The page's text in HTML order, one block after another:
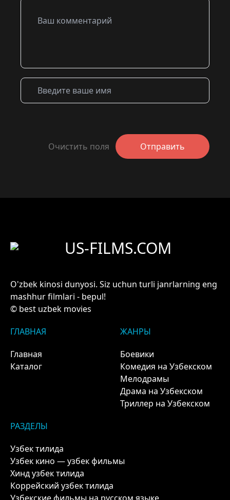
Очистить поля Отправить
US-FILMS.COM
O'zbek kinosi dunyosi. Siz uchun turli janrlarning eng
mashhur filmlari - bepul!
© best uzbek movies
ГЛАВНАЯ
Главная
Каталог
ЖАНРЫ
Боевики
Комедия на Узбекском
Мелодрамы
Драма на Узбекском
Триллер на Узбекском
РАЗДЕЛЫ
Узбек тилида
Узбек кино — узбек фильмы
Хинд узбек тилида
Коррейский узбек тилида